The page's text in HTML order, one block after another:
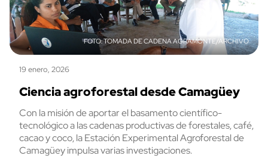
TOMADA DE CADENA AGRAMONTE/ARCHIVO
19 enero, 2026
Ciencia agroforestal desde Camagüey
Con la misión de aportar el basamento científico-
tecnológico a las cadenas productivas de forestales, café,
cacao y coco, la Estación Experimental Agroforestal de
Camagüey impulsa varias investigaciones.